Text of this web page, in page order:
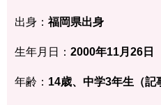
出身：福岡県出身
生年月日： 2000年11月26 日
年齢： 14歳、中学3年生（記